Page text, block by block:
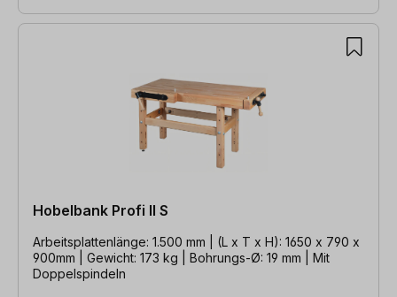
Hobelbank Profi II S
Arbeitsplattenlänge: 1.500 mm | (L x T x H): 1650 x 790 x
900mm | Gewicht: 173 kg | Bohrungs-Ø: 19 mm | Mit
Doppelspindeln